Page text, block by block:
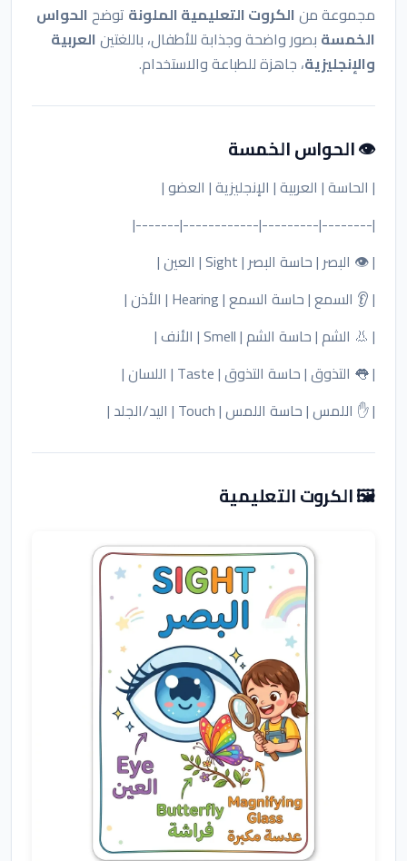
مجموعة من الكروت التعليمية الملونة توضح الحواس
الخمسة بصور واضحة وجذابة للأطفال، باللغتين العربية
والإنجليزية، جاهزة للطباعة والاستخدام.
👁️ الحواس الخمسة
| الحاسة | العربية | الإنجليزية | العضو |
|--------|---------|------------|-------|
| 👁️ البصر | حاسة البصر | Sight | العين |
| 👂 السمع | حاسة السمع | Hearing | الأذن |
| 👃 الشم | حاسة الشم | Smell | الأنف |
| 👅 التذوق | حاسة التذوق | Taste | اللسان |
| ✋ اللمس | حاسة اللمس | Touch | اليد/الجلد |
🖼️ الكروت التعليمية